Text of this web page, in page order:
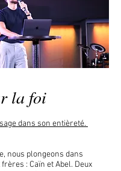
la foi
dans son entièreté.
nous plongeons dans
: Caïn et Abel. Deux